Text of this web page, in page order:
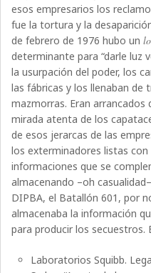
esos empresarios los
fue la tortura y la
de febrero de 1976 hubo un
determinante para “darle luz
la usurpación del poder, los
las fábricas y los llenaban de
mazmorras. Eran
mirada atenta de los
de esos jerarcas de las
los exterminadores listas
informaciones que se
almacenando –oh
DIPBA, el Batallón 601, por
almacenaba la información
para producir los secuestros.
Laboratorios Squibb.